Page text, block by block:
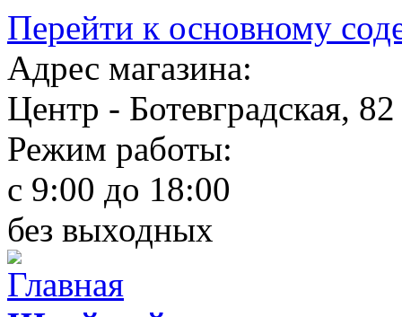
Перейти к основному
Адрес магазина:
Центр - Ботевградская, 82
Режим работы:
c 9:00 до 18:00
без выходных